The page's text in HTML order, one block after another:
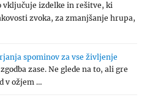
vključuje izdelke in rešitve, ki
zvoka, za zmanjšanje hrupa,
spominov za vse življenje
zase. Ne glede na to, ali gre
v ožjem …